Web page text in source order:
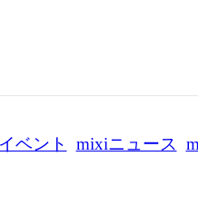
イベント mixiニュース